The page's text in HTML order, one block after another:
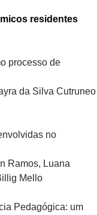
residentes
processo de
da Silva Cutruneo
no
Ramos, Luana
Mello
Pedagógica: um